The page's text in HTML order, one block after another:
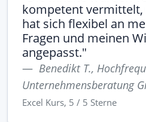
kompetent vermittelt,
hat sich flexibel an
Fragen und meinen
angepasst."
Benedikt T.,
Unternehmensberatung
Excel Kurs, 5 / 5 Sterne